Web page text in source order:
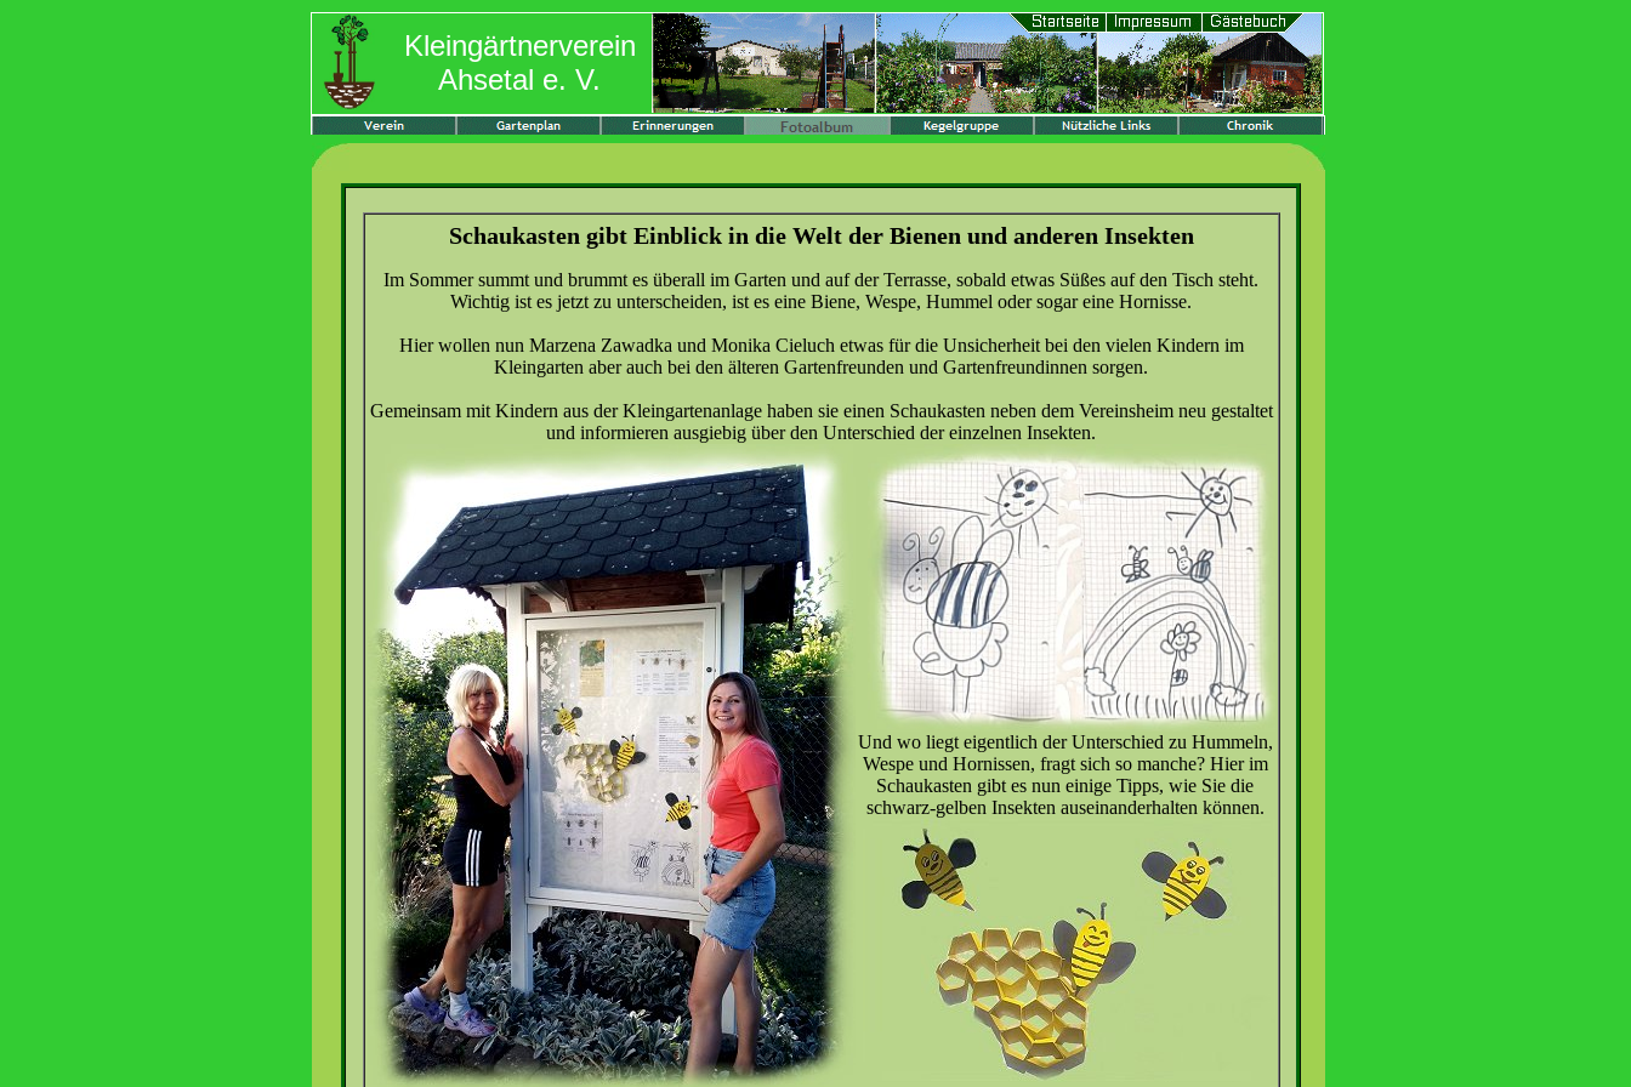
Kleingärtnerverein
Ahsetal e. V.
Schaukasten gibt Einblick in die Welt der Bienen und anderen Insekten
Im Sommer summt und brummt es überall im Garten und auf der Terrasse, sobald etwas Süßes auf den Tisch steht.
Wichtig ist es jetzt zu unterscheiden, ist es eine Biene, Wespe, Hummel oder sogar eine Hornisse.
Hier wollen nun Marzena Zawadka und Monika Cieluch etwas für die Unsicherheit bei den vielen Kindern im
Kleingarten aber auch bei den älteren Gartenfreunden und Gartenfreundinnen sorgen.
Gemeinsam mit Kindern aus der Kleingartenanlage haben sie einen Schaukasten neben dem Vereinsheim neu gestaltet
und informieren ausgiebig über den Unterschied der einzelnen Insekten.
Und wo liegt eigentlich der Unterschied zu Hummeln,
Wespe und Hornissen, fragt sich so manche? Hier im
Schaukasten gibt es nun einige Tipps, wie Sie die
schwarz-gelben Insekten auseinanderhalten können.